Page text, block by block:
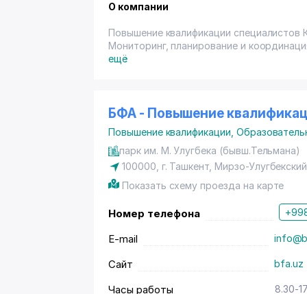
О компании
Повышение квалификации специалистов
Мониторинг, планирование и
вопросам стандартизации и
технологий установленных на сети
Развитие услуг телекоммуникаций,
проектов;
Планирование сети телекоммуникаций
Подготовка предложений по
Компании, тестирование новых
Сбор, обобщение и представление
Контроль показателей и нормативов
Оптимизация развития ресурсов и
Компании;
ещё
БФА - Повышение
Повышение квалификации
парк им. М. Улугбека (бывш.Тельмана)
100000, г. Ташкент, Мирзо-
Показать схему проезда на карте
Номер телефона
E-mail
Сайт bfa.uz
Часы работы 8.30-